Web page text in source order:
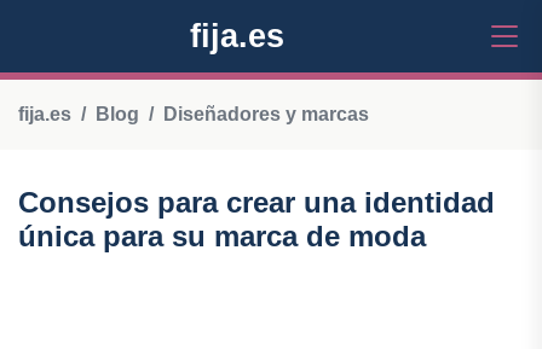
fija.es
fija.es Blog Diseñadores y marcas
Consejos para crear una identidad
única para su marca de moda